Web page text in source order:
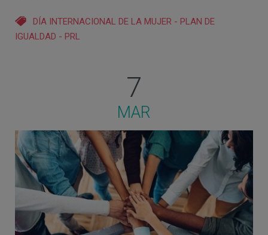
DÍA INTERNACIONAL DE LA MUJER - PLAN DE
IGUALDAD - PRL
7
MAR